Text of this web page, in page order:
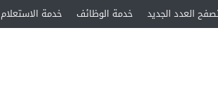
العدد الجديد خدمة الوظائف خدمة